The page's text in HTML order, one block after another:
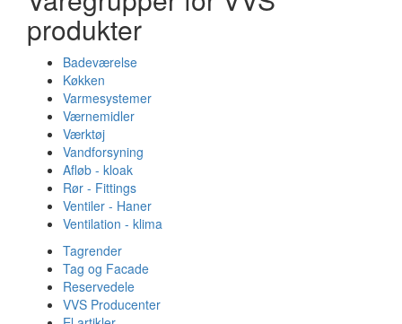
produkter
Badeværelse
Køkken
Varmesystemer
Værnemidler
Værktøj
Vandforsyning
Afløb - kloak
Rør - Fittings
Ventiler - Haner
Ventilation - klima
Tagrender
Tag og Facade
Reservedele
VVS Producenter